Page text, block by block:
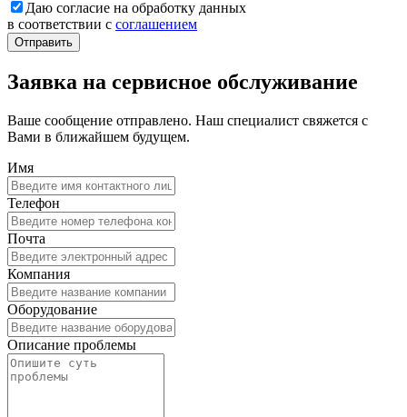
Даю согласие на обработку данных
в соответствии с соглашением
Заявка на сервисное обслуживание
Ваше сообщение отправлено. Наш специалист свяжется с
Вами в ближайшем будущем.
Имя
Телефон
Почта
Компания
Оборудование
Описание проблемы